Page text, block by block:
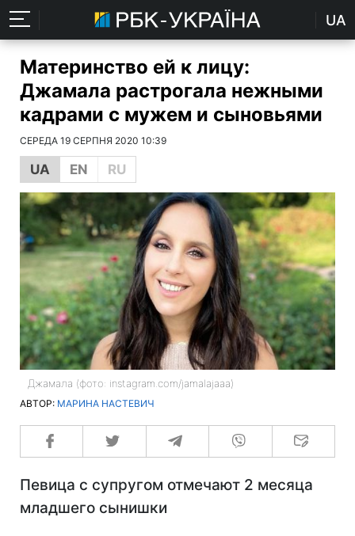
UA
Материнство ей к лицу:
Джамала растрогала нежными
кадрами с мужем и сыновьями
СЕРЕДА 19 СЕРПНЯ 2020 10:39
UA EN RU
Джамала (фото: instagram.com/jamalajaaa)
АВТОР: МАРИНА НАСТЕВИЧ
Певица с супругом отмечают 2 месяца
младшего сынишки